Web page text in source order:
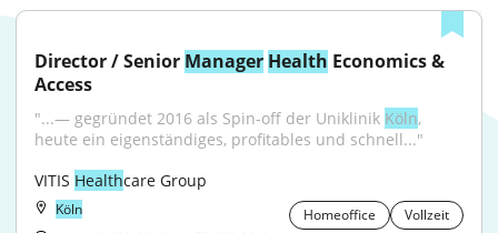
Director / Senior Manager Health Economics &
Access
"...— gegründet 2016 als Spin-off der Uniklinik Köln,
heute ein eigenständiges, profitables und schnell..."
VITIS Healthcare Group
Köln Homeoffice
Vollzeit